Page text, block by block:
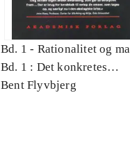
Bd. 1 - Rationalitet og
Bd. 1 : Det konkretes
videnskab
Bent Flyvbjerg